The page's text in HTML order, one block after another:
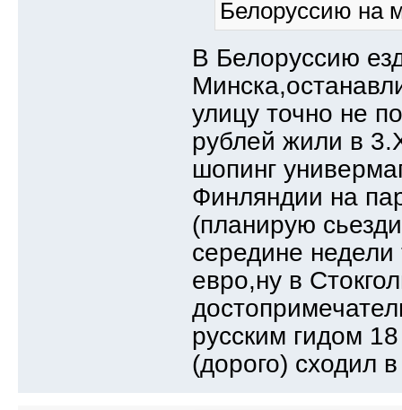
Белоруссию на
В Белоруссию
улицу точно не
рублей жили в
шопинг
Финляндии на
(планирую
середине
евро,ну в
русским гидом
(дорого) сходил